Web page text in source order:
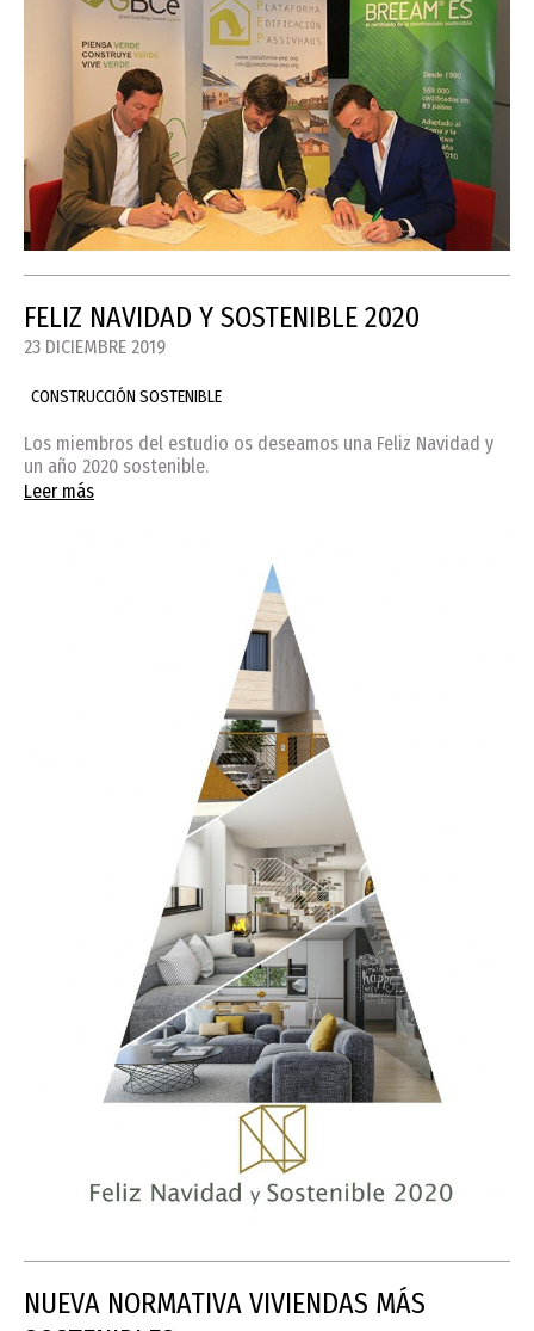
FELIZ NAVIDAD Y SOSTENIBLE 2020
23 DICIEMBRE 2019
CONSTRUCCIÓN SOSTENIBLE
Los miembros del estudio os deseamos una Feliz Navidad y
un año 2020 sostenible.
Leer más
NUEVA NORMATIVA VIVIENDAS MÁS